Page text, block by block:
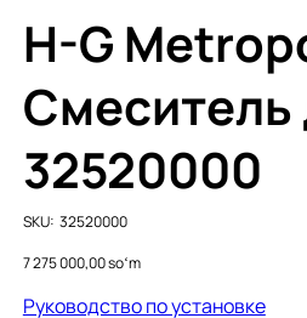
H-G
Смеситель
32520000
SKU: SKU
32520000
32520000
Price
7 275 000,00 soʻm
Руководство по установке